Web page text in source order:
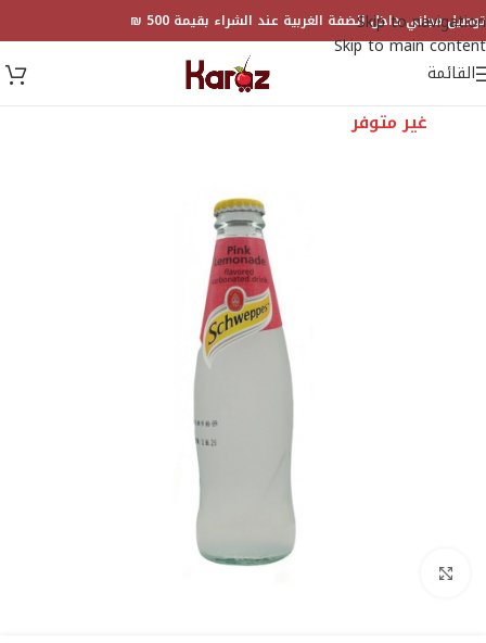
Skip to navigation
Skip to main content
توصيل مجاني داخل الضفة الغربية عند الشراء بقيمة 500 ₪
القائمة
غير متوفر